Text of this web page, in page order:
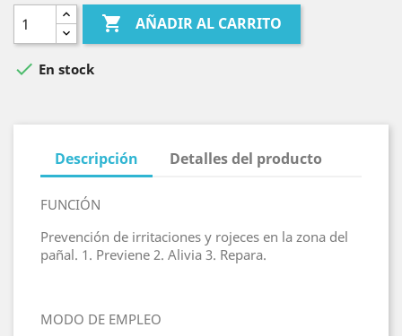
 AÑADIR AL CARRITO
 En stock
Descripción Detalles del producto
FUNCIÓN
Prevención de irritaciones y rojeces en la zona del
pañal. 1. Previene 2. Alivia 3. Repara.
MODO DE EMPLEO